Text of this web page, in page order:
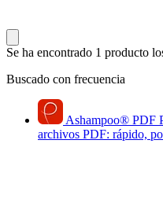
Se ha encontrado 1 producto
Buscado con frecuencia
Ashampoo® PDF
archivos PDF: rápido,